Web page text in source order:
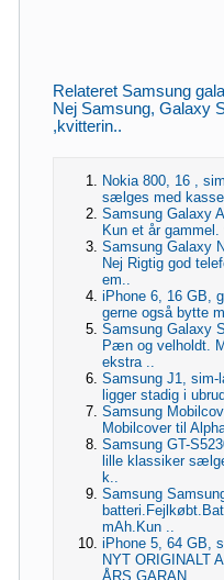
Relateret Samsung
Nej Samsung, Galaxy
,kvitterin..
Nokia 800, 16 ,
sælges med
Samsung Galaxy
Kun et år
Samsung Galaxy
Nej Rigtig god
em..
iPhone 6, 16 GB,
gerne også bytte
Samsung Galaxy
Pæn og velholdt.
ekstra ..
Samsung J1, sim-
ligger stadig i
Samsung
Mobilcover til
Samsung GT-
lille klassiker
k..
Samsung
mAh.Kun ..
iPhone 5, 64 GB,
NYT ORIGINALT
ÅRS GARAN..